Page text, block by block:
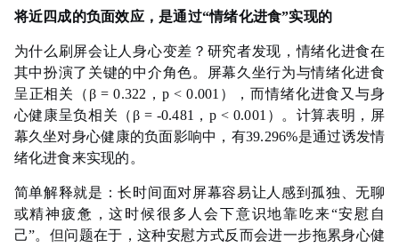
将近四成的负面效应，是通过“情绪化进食”实现的
为什么刷屏会让人身心变差？研究者发现，情绪化进食在
其中扮演了关键的中介角色。屏幕久坐行为与情绪化进食
呈正相关（β = 0.322，p < 0.001），而情绪化进食又与身
心健康呈负相关（β = -0.481，p < 0.001）。计算表明，屏
幕久坐对身心健康的负面影响中，有39.296%是通过诱发情
绪化进食来实现的。
简单解释就是：长时间面对屏幕容易让人感到孤独、无聊
或精神疲惫，这时候很多人会下意识地靠吃来“安慰自
己”。但问题在于，这种安慰方式反而会进一步拖累身心健